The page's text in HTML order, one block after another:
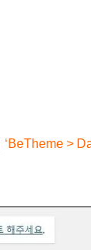
‘BeTheme >